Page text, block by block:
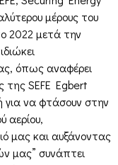
μέρους του
2022 μετά την
όπως αναφέρει
της SEFE Egbert
για να φτάσουν στην
αερίου,
μας και αυξάνοντας
μας” συνάπτει